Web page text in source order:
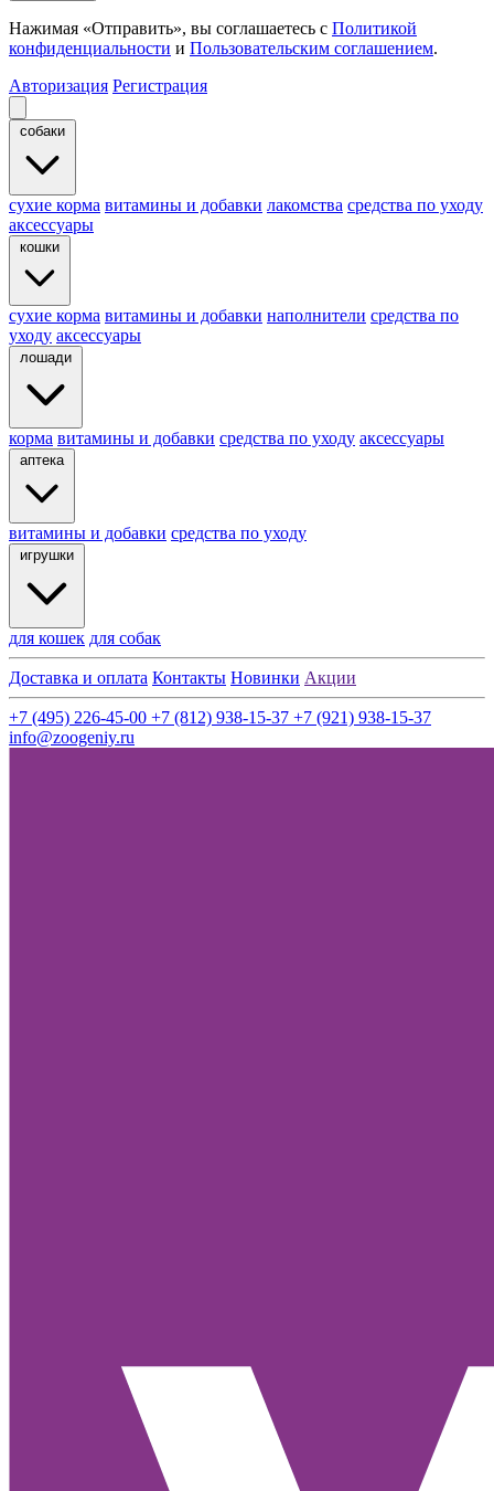
Нажимая «Отправить», вы соглашаетесь с Политикой
конфиденциальности и Пользовательским соглашением.
Авторизация Регистрация
собаки
cухие корма витамины и добавки лакомства средства по уходу
аксессуары
кошки
сухие корма витамины и добавки наполнители средства по
уходу аксессуары
лошади
корма витамины и добавки средства по уходу аксессуары
аптека
витамины и добавки средства по уходу
игрушки
для кошек для собак
Доставка и оплата Контакты Новинки Акции
+7 (495) 226-45-00 +7 (812) 938-15-37 +7 (921) 938-15-37
info@zoogeniy.ru